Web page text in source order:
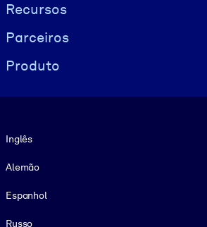
Recursos
Parceiros
Produto
Inglês
Alemão
Espanhol
Russo